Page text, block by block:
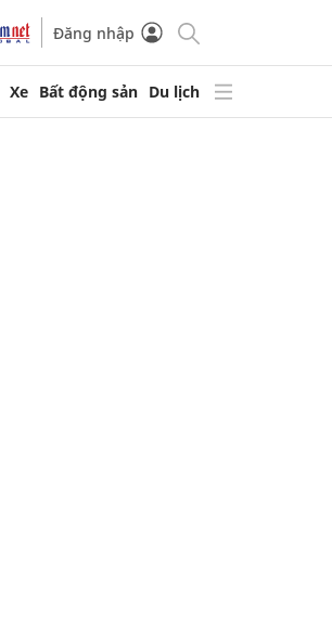
Đăng nhập
Xe Bất động sản Du lịch